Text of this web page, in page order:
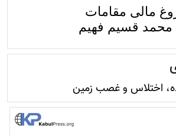
مالی مقامات
محمد قسیم فهیم
اختلاس و غصب زمين